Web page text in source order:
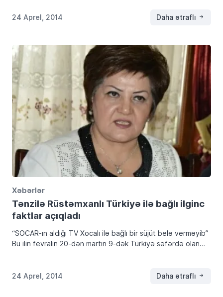
Tənzilə Rüstəmxanlı oldu. “Yeni […]
24 Aprel, 2014 Daha ətraflı
Xəbərlər
Tənzilə Rüstəmxanlı Türkiyə ilə bağlı ilginc
faktlar açıqladı
“SOCAR-ın aldığı TV Xocalı ilə bağlı bir süjüt belə verməyib”
Bu ilin fevralın 20-dən martın 9-dək Türkiyə səfərdə olan
24 Aprel, 2014
Daha ətraflı